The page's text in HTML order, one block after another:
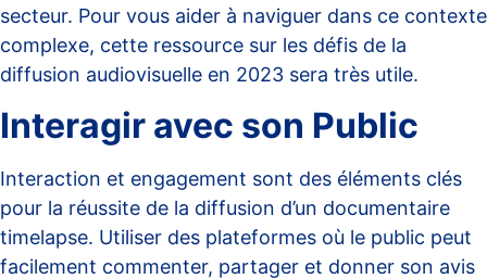
secteur. Pour vous aider à naviguer dans ce contexte
complexe, cette ressource sur les défis de la
diffusion audiovisuelle en 2023 sera très utile.
Interagir avec son Public
Interaction et engagement sont des éléments clés
pour la réussite de la diffusion d’un documentaire
timelapse. Utiliser des plateformes où le public peut
facilement commenter, partager et donner son avis